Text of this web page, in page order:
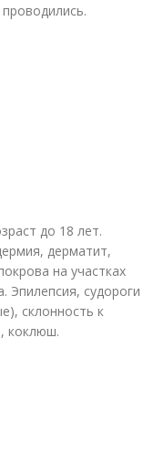
до 18 лет.
дерматит,
на участках
Эпилепсия, судороги
склонность к
коклюш.